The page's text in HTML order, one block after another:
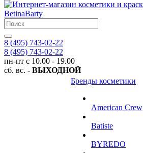
8 (495) 743-02-22
8 (495) 743-02-22
пн-пт с 10.00 - 19.00
сб. вс. - ВЫХОДНОЙ
Бренды косметики
American Crew
Batiste
BYREDO